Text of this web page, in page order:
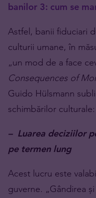
banilor 3: cum se
Astfel, banii fiduciari
culturii umane, în
„un mod de a face
Consequences of
Guido Hülsmann
schimbărilor culturale:
– Luarea deciziilor
pe termen lung
Acest lucru este
guverne. „Gândirea